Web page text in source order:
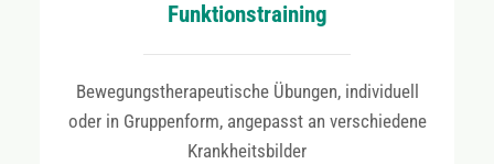
Funktionstraining
Bewegungstherapeutische Übungen, individuell
oder in Gruppenform, angepasst an verschiedene
Krankheitsbilder